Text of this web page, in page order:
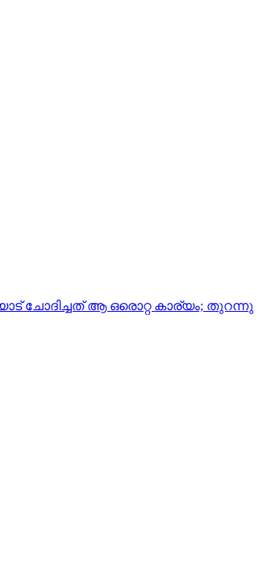
ചോദിച്ചത് ആ ഒരൊറ്റ കാര്യം; തുറന്നു